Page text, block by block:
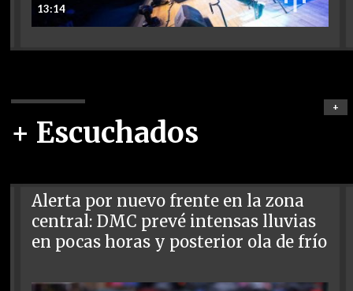
13:14
+ Escuchados
+
Alerta por nuevo frente en la zona
central: DMC prevé intensas lluvias
en pocas horas y posterior ola de frío